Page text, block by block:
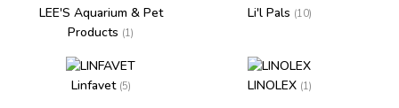
LEE'S Aquarium & Pet
Products (1)
Li'l Pals (10)
Linfavet (5) LINOLEX (1)